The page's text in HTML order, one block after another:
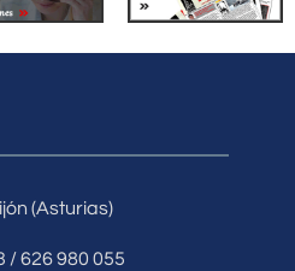
(Asturias)
/ 626 980 055